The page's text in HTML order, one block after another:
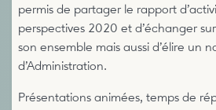
permis de partager le rapport
perspectives 2020 et d’échanger
son ensemble mais aussi d’élire un
d’Administration.
Présentations animées, temps de